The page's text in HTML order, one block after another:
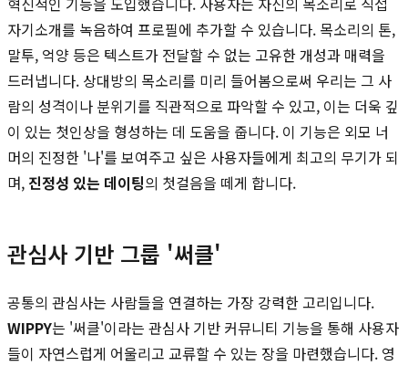
자기소개를 녹음하여 프로필에 추가할 수 있습니다. 목소리의 톤,
말투, 억양 등은 텍스트가 전달할 수 없는 고유한 개성과 매력을
드러냅니다. 상대방의 목소리를 미리 들어봄으로써 우리는 그 사
람의 성격이나 분위기를 직관적으로 파악할 수 있고, 이는 더욱 깊
이 있는 첫인상을 형성하는 데 도움을 줍니다. 이 기능은 외모 너
머의 진정한 '나'를 보여주고 싶은 사용자들에게 최고의 무기가 되
며, 진정성 있는 데이팅의 첫걸음을 떼게 합니다.
관심사 기반 그룹 '써클'
공통의 관심사는 사람들을 연결하는 가장 강력한 고리입니다.
WIPPY는 '써클'이라는 관심사 기반 커뮤니티 기능을 통해 사용자
들이 자연스럽게 어울리고 교류할 수 있는 장을 마련했습니다. 영